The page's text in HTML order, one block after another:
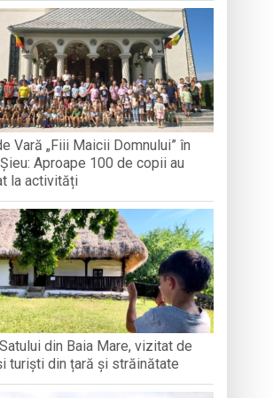
arme duhovnicești în
Breb
Vară „Fiii Maicii Domnului” în
Aproape 100 de copii au
la activități
din Baia Mare, vizitat de
turiști din țară și străinătate